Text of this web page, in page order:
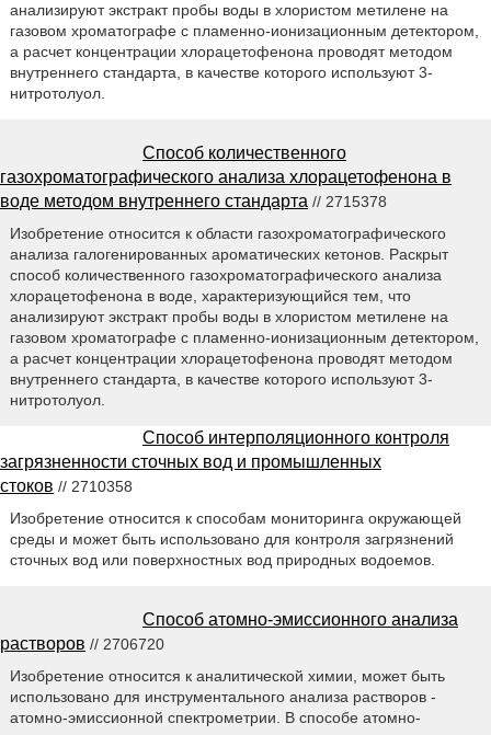
анализируют экстракт пробы воды в хлористом метилене на
газовом хроматографе с пламенно-ионизационным детектором,
а расчет концентрации хлорацетофенона проводят методом
внутреннего стандарта, в качестве которого используют 3-
нитротолуол.
Способ количественного
газохроматографического анализа хлорацетофенона в
воде методом внутреннего стандарта // 2715378
Изобретение относится к области газохроматографического
анализа галогенированных ароматических кетонов. Раскрыт
способ количественного газохроматографического анализа
хлорацетофенона в воде, характеризующийся тем, что
анализируют экстракт пробы воды в хлористом метилене на
газовом хроматографе с пламенно-ионизационным детектором,
а расчет концентрации хлорацетофенона проводят методом
внутреннего стандарта, в качестве которого используют 3-
нитротолуол.
Способ интерполяционного контроля
загрязненности сточных вод и промышленных
стоков // 2710358
Изобретение относится к способам мониторинга окружающей
среды и может быть использовано для контроля загрязнений
сточных вод или поверхностных вод природных водоемов.
Способ атомно-эмиссионного анализа
растворов // 2706720
Изобретение относится к аналитической химии, может быть
использовано для инструментального анализа растворов -
атомно-эмиссионной спектрометрии. В способе атомно-